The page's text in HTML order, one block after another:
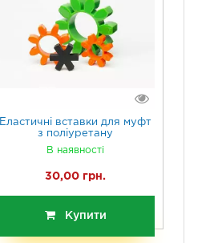
Еластичні вставки для муфт
з поліуретану
В наявності
30,00 грн.
Купити